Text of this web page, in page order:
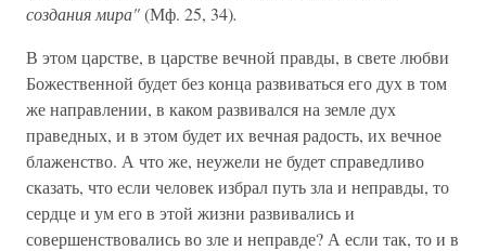
создания мира"(Мф. 25, 34).
В этом царстве, в царстве вечной правды, в свете любви
Божественной будет без конца развиваться его дух в том
же направлении, в каком развивался на земле дух
праведных, и в этом будет их вечная радость, их вечное
блаженство. А что же, неужели не будет справедливо
сказать, что если человек избрал путь зла и неправды, то
сердце и ум его в этой жизни развивались и
совершенствовались во зле и неправде? А если так, то и в